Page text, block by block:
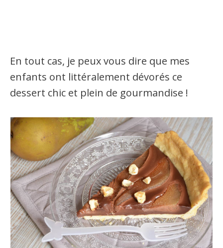
En tout cas, je peux vous dire que mes
enfants ont littéralement dévorés ce
dessert chic et plein de gourmandise !